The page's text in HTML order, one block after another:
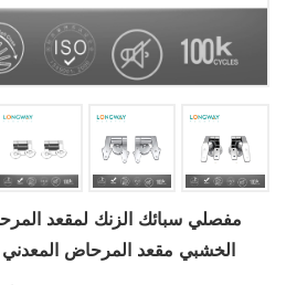
الخشبي مقعد المرحاض المعدني